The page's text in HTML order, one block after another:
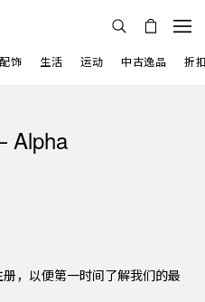
配饰 生活 运动 中古逸品 折
Alpha
，以便第一时间了解我们的最